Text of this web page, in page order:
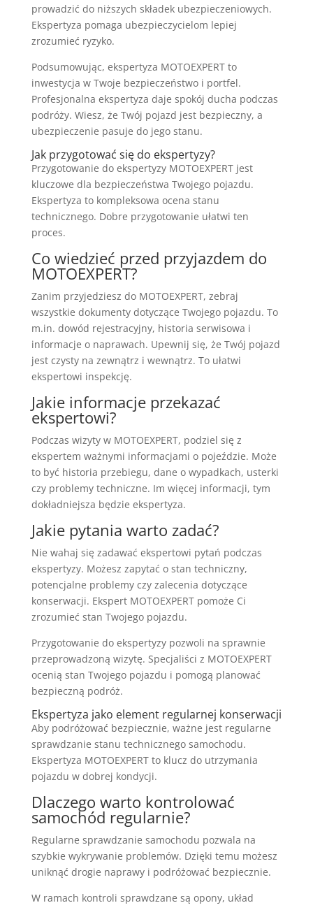
prowadzić do niższych składek ubezpieczeniowych.
Ekspertyza pomaga ubezpieczycielom lepiej
zrozumieć ryzyko.
Podsumowując, ekspertyza MOTOEXPERT to
inwestycja w Twoje bezpieczeństwo i portfel.
Profesjonalna ekspertyza daje spokój ducha podczas
podróży. Wiesz, że Twój pojazd jest bezpieczny, a
ubezpieczenie pasuje do jego stanu.
Jak przygotować się do ekspertyzy?
Przygotowanie do ekspertyzy MOTOEXPERT jest
kluczowe dla bezpieczeństwa Twojego pojazdu.
Ekspertyza to kompleksowa ocena stanu
technicznego. Dobre przygotowanie ułatwi ten
proces.
Co wiedzieć przed przyjazdem do
MOTOEXPERT?
Zanim przyjedziesz do MOTOEXPERT, zebraj
wszystkie dokumenty dotyczące Twojego pojazdu. To
m.in. dowód rejestracyjny, historia serwisowa i
informacje o naprawach. Upewnij się, że Twój pojazd
jest czysty na zewnątrz i wewnątrz. To ułatwi
ekspertowi inspekcję.
Jakie informacje przekazać
ekspertowi?
Podczas wizyty w MOTOEXPERT, podziel się z
ekspertem ważnymi informacjami o pojeździe. Może
to być historia przebiegu, dane o wypadkach, usterki
czy problemy techniczne. Im więcej informacji, tym
dokładniejsza będzie ekspertyza.
Jakie pytania warto zadać?
Nie wahaj się zadawać ekspertowi pytań podczas
ekspertyzy. Możesz zapytać o stan techniczny,
potencjalne problemy czy zalecenia dotyczące
konserwacji. Ekspert MOTOEXPERT pomoże Ci
zrozumieć stan Twojego pojazdu.
Przygotowanie do ekspertyzy pozwoli na sprawnie
przeprowadzoną wizytę. Specjaliści z MOTOEXPERT
ocenią stan Twojego pojazdu i pomogą planować
bezpieczną podróż.
Ekspertyza jako element regularnej konserwacji
Aby podróżować bezpiecznie, ważne jest regularne
sprawdzanie stanu technicznego samochodu.
Ekspertyza MOTOEXPERT to klucz do utrzymania
pojazdu w dobrej kondycji.
Dlaczego warto kontrolować
samochód regularnie?
Regularne sprawdzanie samochodu pozwala na
szybkie wykrywanie problemów. Dzięki temu możesz
uniknąć drogie naprawy i podróżować bezpiecznie.
W ramach kontroli sprawdzane są opony, układ